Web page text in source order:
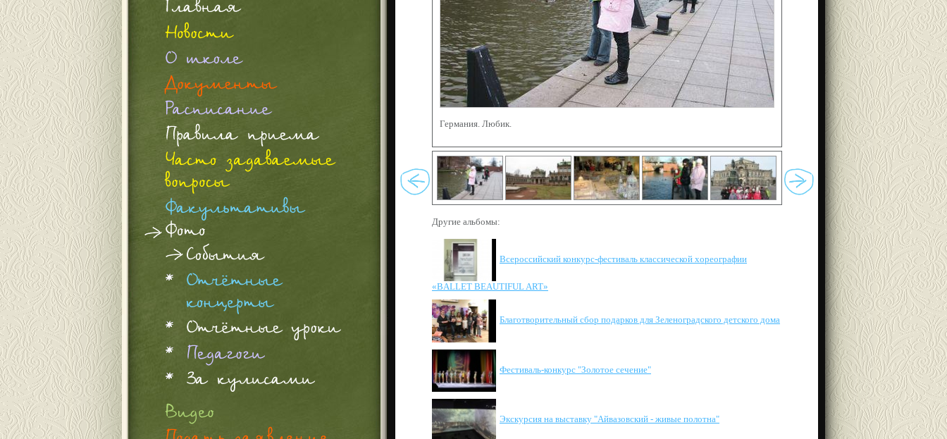
Германия. Любик.
Другие альбомы:
Всероссийский конкурс-фестиваль классической хореографии
«BALLET BEAUTIFUL ART»
Благотворительный сбор подарков для Зеленоградского детского дома
Фестиваль-конкурс "Золотое сечение"
Экскурсия на выставку "Айвазовский - живые полотна"